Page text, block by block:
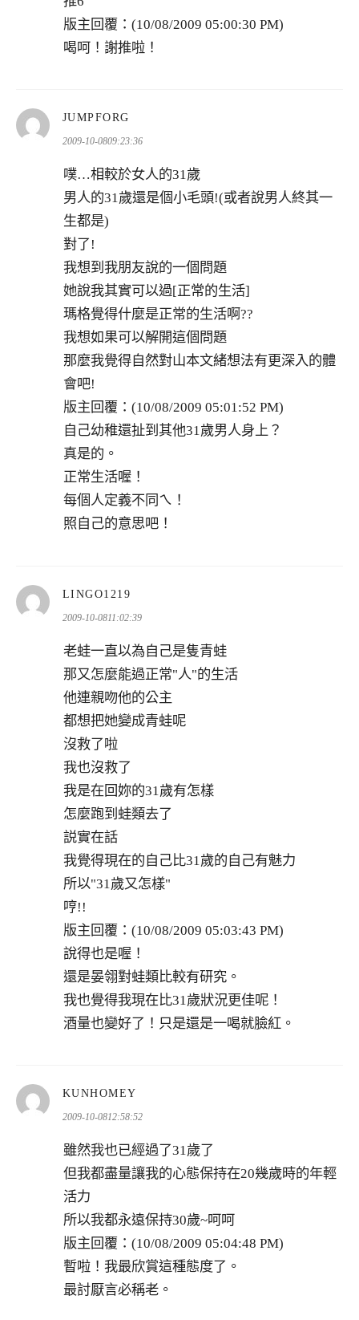
版主回覆：(10/08/2009 05:00:30 PM)
喝呵！謝推啦！
JUMPFORG
示:
2009-10-0809:23:36
噗…相較於女人的31歲
男人的31歲還是個小毛頭!(或者說男人終其一
生都是)
對了!
我想到我朋友說的一個問題
她說我其實可以過[正常的生活]
瑪格覺得什麼是正常的生活啊??
我想如果可以解開這個問題
那麼我覺得自然對山本文緒想法有更深入的體
會吧!
版主回覆：(10/08/2009 05:01:52 PM)
自己幼稚還扯到其他31歲男人身上？
真是的。
正常生活喔！
每個人定義不同ㄟ！
照自己的意思吧！
LINGO1219
示:
2009-10-0811:02:39
老蛙一直以為自己是隻青蛙
那又怎麼能過正常"人"的生活
他連親吻他的公主
都想把她變成青蛙呢
沒救了啦
我也沒救了
我是在回妳的31歲有怎樣
怎麼跑到蛙類去了
説實在話
我覺得現在的自己比31歲的自己有魅力
所以"31歲又怎樣"
哼!!
版主回覆：(10/08/2009 05:03:43 PM)
說得也是喔！
還是晏翎對蛙類比較有研究。
我也覺得我現在比31歲狀況更佳呢！
酒量也變好了！只是還是一喝就臉紅。
KUNHOMEY
示:
2009-10-0812:58:52
雖然我也已經過了31歲了
但我都盡量讓我的心態保持在20幾歲時的年輕
活力
所以我都永遠保持30歲~呵呵
版主回覆：(10/08/2009 05:04:48 PM)
暫啦！我最欣賞這種態度了。
最討厭言必稱老。